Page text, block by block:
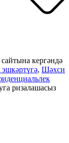
кергәндә
, Шәхси
ризалашасыз